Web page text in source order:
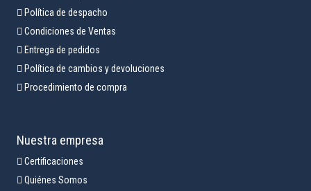
Política de despacho
Condiciones de Ventas
Entrega de pedidos
Política de cambios y devoluciones
Procedimiento de compra
Nuestra empresa
Certificaciones
Quiénes Somos